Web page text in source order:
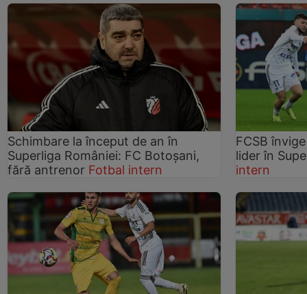
Schimbare la început de an în
Superliga României: FC Botoșani,
fără antrenor Fotbal intern
FCSB
lider în
intern